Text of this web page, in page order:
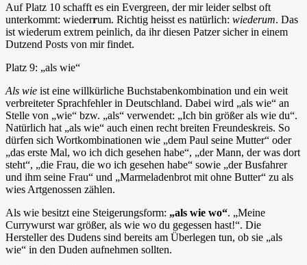
Auf Platz 10 schafft es ein Evergreen, der mir leider selbst oft
unterkommt: wiederrum. Richtig heisst es natürlich: wiederum. Das
ist wiederum extrem peinlich, da ihr diesen Patzer sicher in einem
Dutzend Posts von mir findet.
Platz 9: „als wie“
Als wie ist eine willkürliche Buchstabenkombination und ein weit
verbreiteter Sprachfehler in Deutschland. Dabei wird „als wie“ an
Stelle von „wie“ bzw. „als“ verwendet: „Ich bin größer als wie du“.
Natürlich hat „als wie“ auch einen recht breiten Freundeskreis. So
dürfen sich Wortkombinationen wie „dem Paul seine Mutter“ oder
„das erste Mal, wo ich dich gesehen habe“, „der Mann, der was dort
steht“, „die Frau, die wo ich gesehen habe“ sowie „der Busfahrer
und ihm seine Frau“ und „Marmeladenbrot mit ohne Butter“ zu als
wies Artgenossen zählen.
Als wie besitzt eine Steigerungsform: „als wie wo“. „Meine
Currywurst war größer, als wie wo du gegessen hast!“. Die
Hersteller des Dudens sind bereits am Überlegen tun, ob sie „als
wie“ in den Duden aufnehmen sollten.